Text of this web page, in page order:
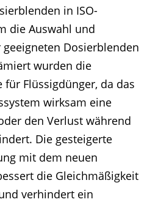
in ISO-
die Auswahl und
Dosierblenden
wurden die
für Flüssigdünger, da das
wirksam eine
den Verlust während
Die gesteigerte
mit dem neuen
die Gleichmäßigkeit
verhindert ein